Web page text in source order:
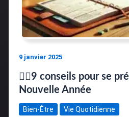
9 janvier 2025
🤸‍♂️9 conseils pour se
Nouvelle Année
Bien-Être Vie Quotidienne